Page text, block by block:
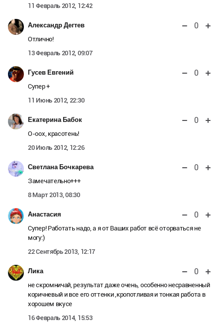
11 Февраль 2012, 12:42
Александр Дегтев 0
Отлично!
13 Февраль 2012, 09:07
Гусев Евгений 0
Супер +
11 Июнь 2012, 22:30
Екатерина Бабок 0
О-оох, красотень!
20 Июль 2012, 12:26
Светлана Бочкарева 0
Замечательно+++
8 Март 2013, 08:30
Анастасия 0
Супер! Работать надо, а я от Ваших работ всё оторваться не
могу:)
22 Сентябрь 2013, 12:17
Лика 0
не скромничай, результат даже очень, особенно несравненный
коричневый и все его оттенки ,кропотливая и тонкая работа в
хорошем вкусе
16 Февраль 2014, 15:53